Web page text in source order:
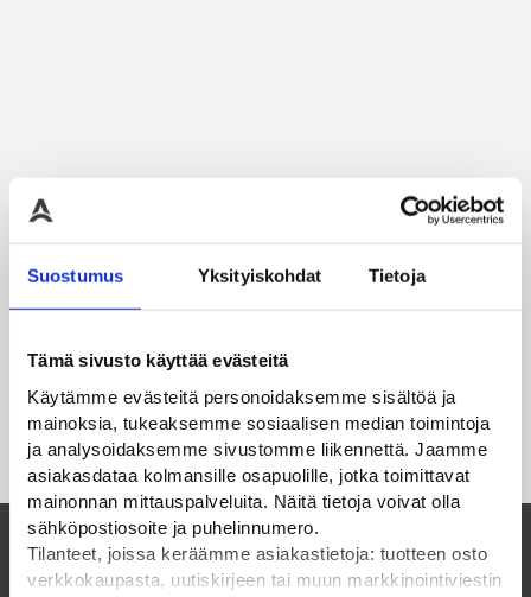
Suostumus Yksityiskohdat Tietoja
Tämä sivusto käyttää evästeitä
Käytämme evästeitä personoidaksemme sisältöä ja
mainoksia, tukeaksemme sosiaalisen median toimintoja
ja analysoidaksemme sivustomme liikennettä. Jaamme
asiakasdataa kolmansille osapuolille, jotka toimittavat
mainonnan mittauspalveluita. Näitä tietoja voivat olla
sähköpostiosoite ja puhelinnumero.
Tilanteet, joissa keräämme asiakastietoja: tuotteen osto
verkkokaupasta, uutiskirjeen tai muun markkinointiviestin
Suomalainen perheyritys ja luotettava